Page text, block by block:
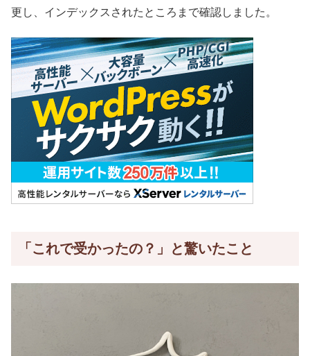
更し、インデックスされたところまで確認しました。
「これで受かったの？」と驚いたこと